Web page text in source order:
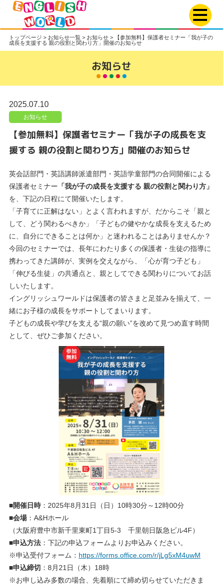
トップページ > お知らせ一覧> お知らせ>
【参加無料】保護者セミナー「我が子の
成長を支援する 親の役割と関わり方」開催のお知らせ
お知らせ
2025.07.10
お知らせ
【参加無料】保護者セミナー「我が子の成長を支
援する 親の役割と関わり方」開催のお知らせ
英会話部門・英語講師派遣部門・英語学童部門の合同開催による
保護者セミナー 「我が子の成長を支援する 親の役割と関わり方」
を、下記の日程にて開催いたします。
「子育てに正解はない」とよく言われますが、だからこそ「親と
して、どう関わるべきか」「子どもの健やかな成長を支えるため
に、自分にできることは何か」と迷われることはありませんか？
今回のセミナーでは、長年にわたり多くの保護者・生徒の指導に
携わってきた講師が、実例を交えながら、「心が育つ子ども」
「伸びる生徒」の共通点と、親としてできる関わりについてお話
しいたします。
イングリッシュワールドは保護者の皆さまと足並みを揃えて、一
緒にお子様の成長をサポートしてまいります。
子どもの成長や学びを支える“親の願い”を改めて見つめ直す時間
として、ぜひご参加ください。
■開催日時：2025年8月31日（日）10時30分～12時00分
■会場：A&Hホール
（大阪府豊中市新千里東町1丁目5-3 千里朝日阪急ビル4F）
■申込方法：下記の申込フォームよりお申込みください。
※申込受付フォーム： https://forms.office.com/r/jLg5xM4uwM
■申込締切 ：8月21日（木）18時
※お申し込み多数の場合、先着順にて締め切らせていただきま